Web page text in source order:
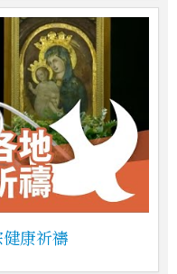
康祈禱